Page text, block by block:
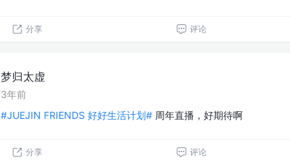
分享 评论
梦归太虚
3年前
#JUEJIN FRIENDS 好好生活计划# 周年直播，好期待啊
分享 评论